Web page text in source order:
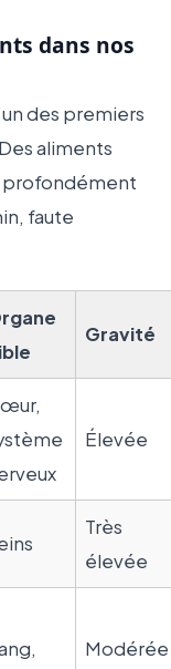
dans nos
des premiers
aliments
profondément
faute
Gravité
Élevée
Très
élevée
Modérée